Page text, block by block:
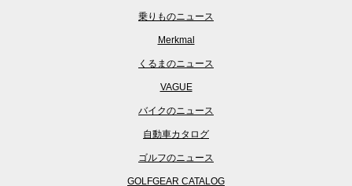
乗りものニュース
Merkmal
くるまのニュース
VAGUE
バイクのニュース
自動車カタログ
ゴルフのニュース
GOLFGEAR CATALOG